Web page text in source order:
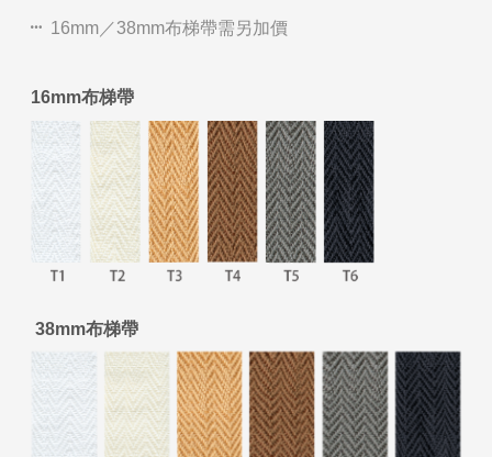
16mm／38mm布梯帶需另加價
16mm布梯帶
38mm布梯帶